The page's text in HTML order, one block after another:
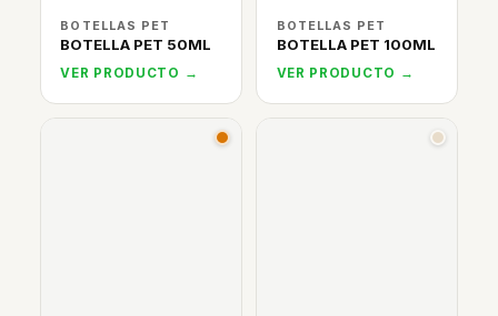
BOTELLAS PET
BOTELLA PET 50ML
VER PRODUCTO →
BOTELLAS PET
BOTELLA PET 100ML
VER PRODUCTO →